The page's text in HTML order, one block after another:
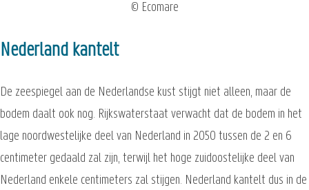
© Ecomare
Nederland kantelt
De zeespiegel aan de Nederlandse kust stijgt niet alleen, maar de
bodem daalt ook nog. Rijkswaterstaat verwacht dat de bodem in het
lage noordwestelijke deel van Nederland in 2050 tussen de 2 en 6
centimeter gedaald zal zijn, terwijl het hoge zuidoostelijke deel van
Nederland enkele centimeters zal stijgen. Nederland kantelt dus in de